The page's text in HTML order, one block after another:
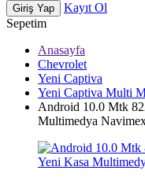
Giriş Yap
Kayıt Ol
Sepetim
Anasayfa
Chevrolet
Yeni Captiva
Yeni Captiva Multi
Android 10.0 Mtk
Multimedya